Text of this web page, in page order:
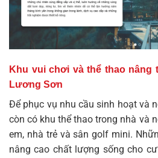
Khu vui chơi và thể thao nâng
Lương Sơn
Để phục vụ nhu cầu sinh hoạt và
còn có khu thể thao trong nhà và
em, nhà trẻ và sân golf mini.
nâng cao chất lượng sống cho